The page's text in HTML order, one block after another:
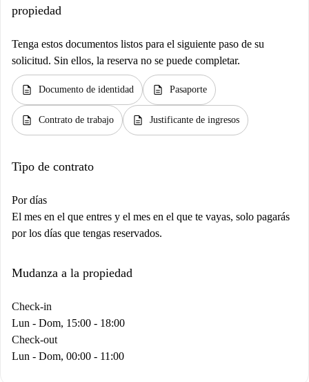
propiedad
Tenga estos documentos listos para el siguiente paso de su
solicitud. Sin ellos, la reserva no se puede completar.
description Documento de identidad description Pasaporte
description Contrato de trabajo description Justificante de ingresos
Tipo de contrato
Por días
El mes en el que entres y el mes en el que te vayas, solo pagarás
por los días que tengas reservados.
Mudanza a la propiedad
Check-in
Lun - Dom, 15:00 - 18:00
Check-out
Lun - Dom, 00:00 - 11:00